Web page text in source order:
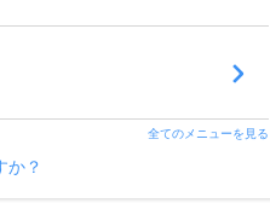
全てのメニューを見る
か？